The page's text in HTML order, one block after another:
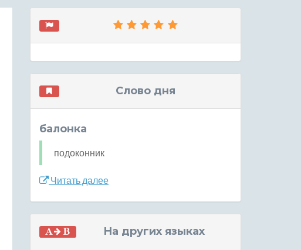
Слово дня
балонка
подоконник
Читать далее
На других языках